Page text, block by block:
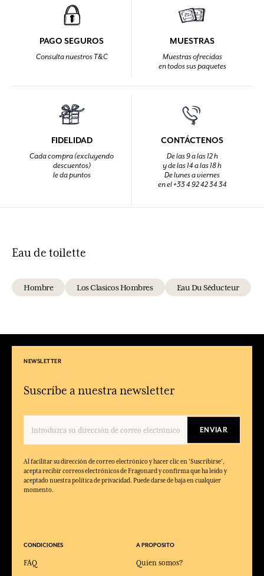
PAGO SEGUROS
Consulta nuestros T&C
MUESTRAS
Muestras ofrecidas
en todos sus paquetes
FIDELIDAD
Cada compra (excluyendo
descuentos)
le da puntos
CONTÁCTENOS
De las 9 a las 12 h
y de las 14 a las 18 h
De lunes a viernes
en el +33 4 92 42 34 34
Eau de toilette
Hombre Los Clasicos Hombres Eau Du Séducteur
NEWSLETTER
Suscríbe a nuestra newsletter
ENVIAR
Al facilitar su dirección de correo electrónico y hacer clic en 'Suscribirse',
acepta recibir correos electrónicos de Fragonard y confirma que ha leído y
aceptado nuestra política de privacidad. Puede darse de baja en cualquier
momento.
CONDICIONES
FAQ
A PROPOSITO
Quien somos?